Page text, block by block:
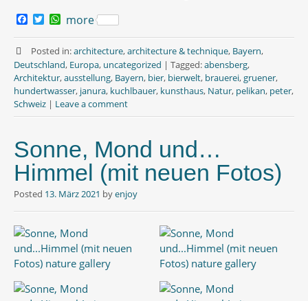
a
c
e
b
o
o
k
T
w
i
t
t
e
r
W
a
t
s
A
p
p
more
Posted in:architecture,architecture & technique, Bayern,
Deutschland, Europa, uncategorized | Tagged:abensberg,
Architektur,ausstellung, Bayern, bier, bierwelt, brauerei,gruener,
hundertwasser, janura, kuchlbauer, kunsthaus, Natur, pelikan, peter,
Schweiz | Leave a comment
Sonne, Mond und…
Himmel (mit neuen Fotos)
Posted 13. März 2021 byenjoy